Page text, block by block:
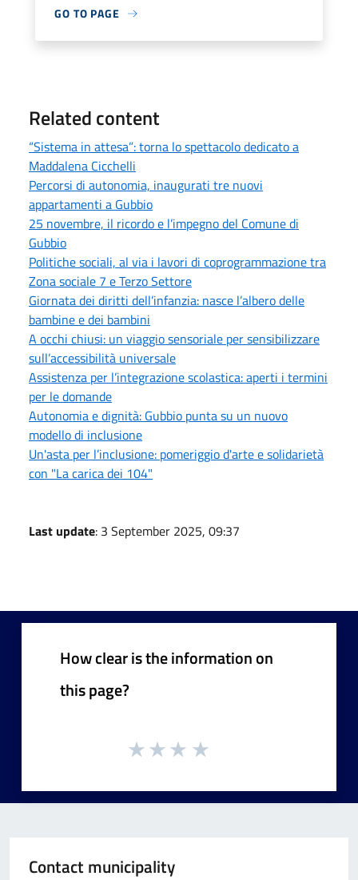
GO TO PAGE
Related content
“Sistema in attesa”: torna lo spettacolo dedicato a
Maddalena Cicchelli
Percorsi di autonomia, inaugurati tre nuovi
appartamenti a Gubbio
25 novembre, il ricordo e l’impegno del Comune di
Gubbio
Politiche sociali, al via i lavori di coprogrammazione tra
Zona sociale 7 e Terzo Settore
Giornata dei diritti dell’infanzia: nasce l’albero delle
bambine e dei bambini
A occhi chiusi: un viaggio sensoriale per sensibilizzare
sull’accessibilità universale
Assistenza per l’integrazione scolastica: aperti i termini
per le domande
Autonomia e dignità: Gubbio punta su un nuovo
modello di inclusione
Un'asta per l’inclusione: pomeriggio d'arte e solidarietà
con "La carica dei 104"
Last update: 3 September 2025, 09:37
How clear is the information on
this page?
Contact municipality